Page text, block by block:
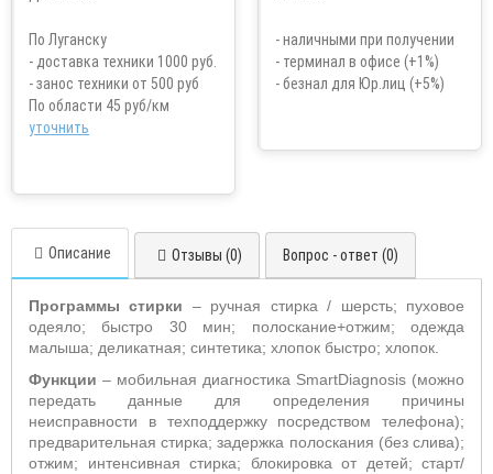
По Луганску
- доставка техники 1000 руб.
- занос техники от 500 руб
По области 45 руб/км
уточнить
- наличными при получении
- терминал в офисе (+1%)
- безнал для Юр.лиц (+5%)
Описание Отзывы (0) Вопрос - ответ (0)
Программы стирки – ручная стирка / шерсть; пуховое
одеяло; быстро 30 мин; полоскание+отжим; одежда
малыша; деликатная; синтетика; хлопок быстро; хлопок.
Функции – мобильная диагностика SmartDiagnosis (можно
передать данные для определения причины
неисправности в техподдержку посредством телефона);
предварительная стирка; задержка полоскания (без слива);
отжим; интенсивная стирка; блокировка от детей; старт/